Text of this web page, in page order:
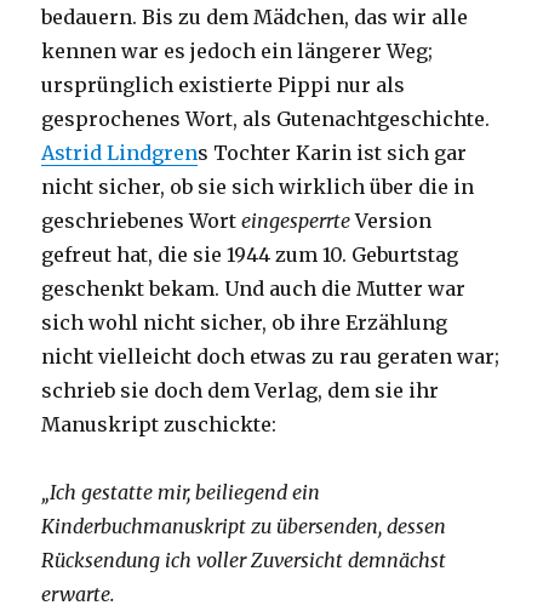
bedauern. Bis zu dem Mädchen, das wir alle
kennen war es jedoch ein längerer Weg;
ursprünglich existierte Pippi nur als
gesprochenes Wort, als Gutenachtgeschichte.
Astrid Lindgrens Tochter Karin ist sich gar
nicht sicher, ob sie sich wirklich über die in
geschriebenes WorteingesperrteVersion
gefreut hat, die sie 1944 zum 10. Geburtstag
geschenkt bekam. Und auch die Mutter war
sich wohl nicht sicher, ob ihre Erzählung
nicht vielleicht doch etwas zu rau geraten war;
schrieb sie doch dem Verlag, dem sie ihr
Manuskript zuschickte:
„Ich gestatte mir, beiliegend ein
Kinderbuchmanuskript zu übersenden, dessen
Rücksendung ich voller Zuversicht demnächst
erwarte.